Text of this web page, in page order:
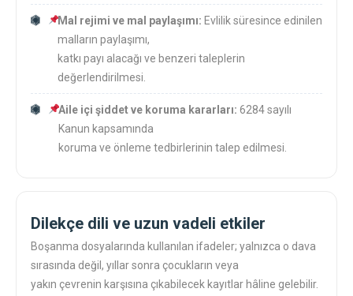
Mal rejimi ve mal paylaşımı: Evlilik süresince edinilen
malların paylaşımı,
katkı payı alacağı ve benzeri taleplerin
değerlendirilmesi.
Aile içi şiddet ve koruma kararları: 6284 sayılı
Kanun kapsamında
koruma ve önleme tedbirlerinin talep edilmesi.
Dilekçe dili ve uzun vadeli etkiler
Boşanma dosyalarında kullanılan ifadeler; yalnızca o dava
sırasında değil, yıllar sonra çocukların veya
yakın çevrenin karşısına çıkabilecek kayıtlar hâline gelebilir.